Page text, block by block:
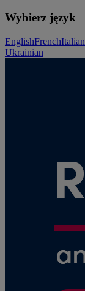
Wybierz język
EnglishFrenchItalian
Ukrainian